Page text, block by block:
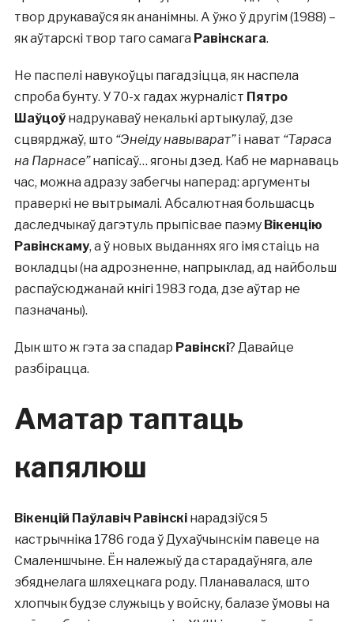
твор друкаваўся як ананімны. А ўжо ў другім (1988) –
як аўтарскі твор таго самага Равінскага.
Не паспелі навукоўцы пагадзіцца, як наспела
спроба бунту. У 70-х гадах журналіст Пятро
Шаўцоўнадрукаваў некалькі артыкулаў, дзе
сцвярджаў, што “Энеіду навыварат”і нават “Тараса
на Парнасе”напісаў… ягоны дзед. Каб не марнаваць
час, можна адразу забегчы наперад: аргументы
праверкі не вытрымалі. Абсалютная большасць
даследчыкаў дагэтуль прыпісвае паэму Вікенцію
Равінскаму, а ў новых выданнях яго імя стаіць на
вокладцы (на адрозненне, напрыклад, ад найбольш
распаўсюджанай кнігі 1983 года, дзе аўтар не
пазначаны).
Дык што ж гэта за спадар Равінскі? Давайце
разбірацца.
Аматар таптаць
капялюш
Вікенцій Паўлавіч Равінскінарадзіўся 5
кастрычніка 1786 года ў Духаўчынскім павеце на
Смаленшчыне. Ён належыў да старадаўняга, але
збяднелага шляхецкага роду. Планавалася, што
хлопчык будзе служыць у войску, балазе ўмовы на